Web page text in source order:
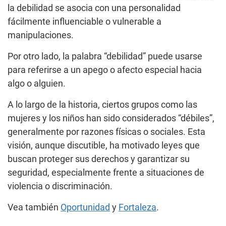
la debilidad se asocia con una personalidad
fácilmente influenciable o vulnerable a
manipulaciones.
Por otro lado, la palabra “debilidad” puede usarse
para referirse a un apego o afecto especial hacia
algo o alguien.
A lo largo de la historia, ciertos grupos como las
mujeres y los niños han sido considerados “débiles”,
generalmente por razones físicas o sociales. Esta
visión, aunque discutible, ha motivado leyes que
buscan proteger sus derechos y garantizar su
seguridad, especialmente frente a situaciones de
violencia o discriminación.
Vea también Oportunidad y Fortaleza.